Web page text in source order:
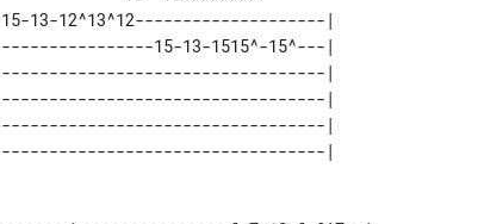
15-13-12^13^12--------------------|
15-13-1515^-15^---|
|
|
|